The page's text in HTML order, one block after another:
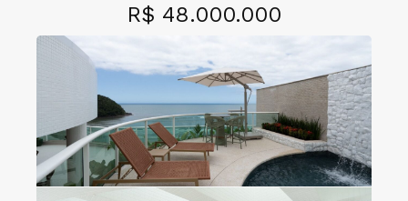
R$ 48.000.000